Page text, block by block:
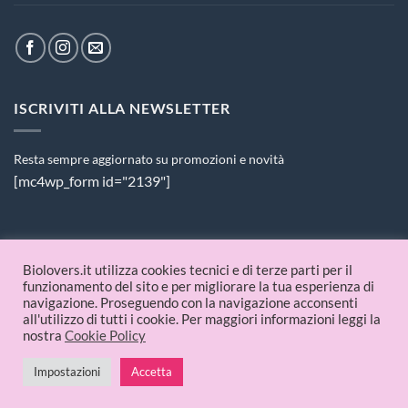
ISCRIVITI ALLA NEWSLETTER
Resta sempre aggiornato su promozioni e novità
[mc4wp_form id="2139"]
PAGAMENTI ACCETTATI
© 2026 Biolovers.it | P.IVA 09336481214
Biolovers.it utilizza cookies tecnici e di terze parti per il
funzionamento del sito e per migliorare la tua esperienza di
navigazione. Proseguendo con la navigazione acconsenti
all'utilizzo di tutti i cookie. Per maggiori informazioni leggi la
nostra Cookie Policy
Impostazioni Accetta